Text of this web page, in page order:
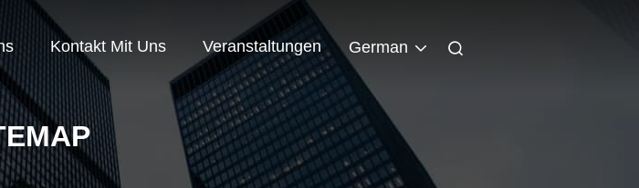
Kontakt Mit Uns Veranstaltungen German